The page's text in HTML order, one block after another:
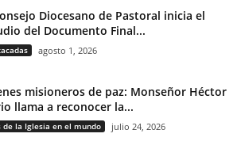
Diocesano de Pastoral inicia el
del Documento Final...
agosto 1, 2026
misioneros de paz: Monseñor Héctor
llama a reconocer la...
de la Iglesia en el mundo julio 24, 2026